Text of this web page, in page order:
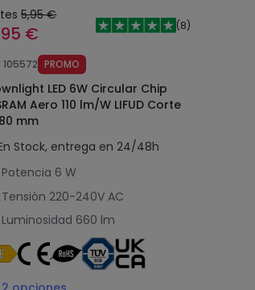
5,95 €
€ (8)
105572 PROMO
LED 6W Circular Chip
Aero 110 lm/W LIFUD Corte
mm
Stock, entrega en 24/48h
Potencia 6 W
Tensión 220-240V AC
Luminosidad 660 lm